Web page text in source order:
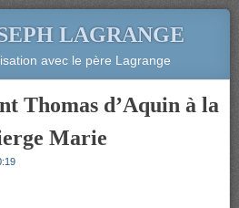
LAGRANGE
avec le père Lagrange
Thomas d’Aquin à la
Marie